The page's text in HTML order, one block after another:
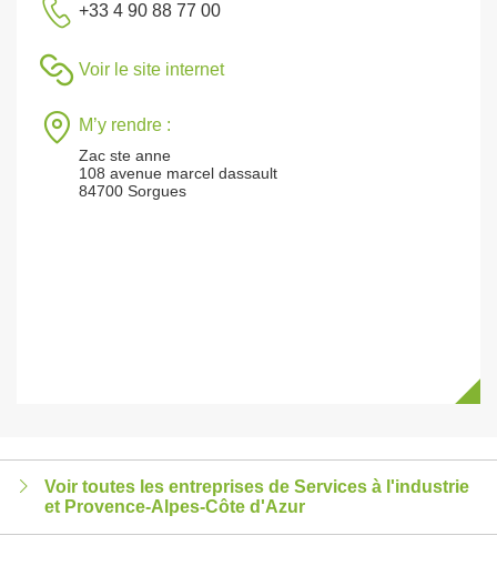
+33 4 90 88 77 00
Voir le site internet
M’y rendre :
Zac ste anne
108 avenue marcel dassault
84700 Sorgues
Voir toutes les entreprises de Services à l'industrie
et Provence-Alpes-Côte d'Azur